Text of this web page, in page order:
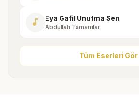
music_note Eya Gafil Unutma Sen
Abdullah Tamamlar
Tüm Eserleri Gör